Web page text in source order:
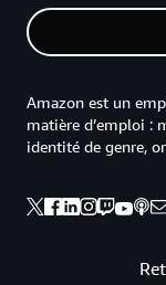
Amazon est un
matière d’emploi :
identité de genre,